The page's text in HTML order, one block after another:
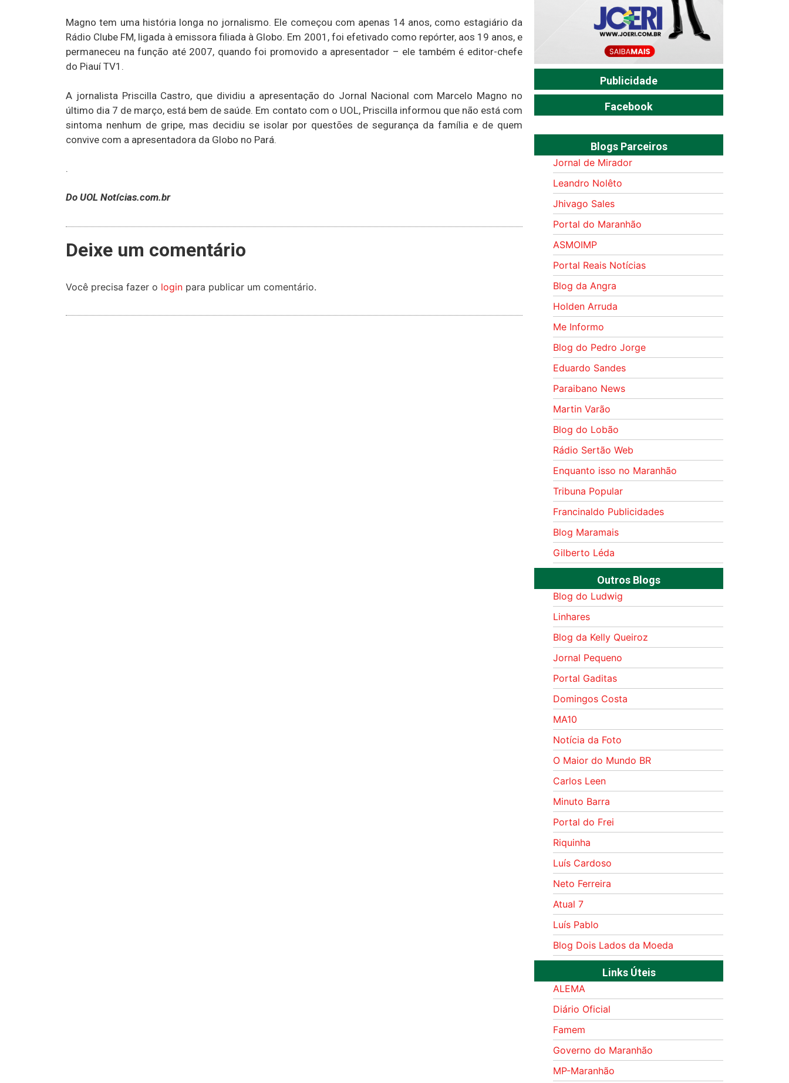
Magno tem uma história longa no jornalismo. Ele começou com apenas 14 anos, como estagiário da
Rádio Clube FM, ligada à emissora filiada à Globo. Em 2001, foi efetivado como repórter, aos 19 anos, e
permaneceu na função até 2007, quando foi promovido a apresentador – ele também é editor-chefe
do Piauí TV1.
A jornalista Priscilla Castro, que dividiu a apresentação do Jornal Nacional com Marcelo Magno no
último dia 7 de março, está bem de saúde. Em contato com o UOL, Priscilla informou que não está com
sintoma nenhum de gripe, mas decidiu se isolar por questões de segurança da família e de quem
convive com a apresentadora da Globo no Pará.
.
Do UOL Notícias.com.br
Deixe um comentário
Você precisa fazer o login para publicar um comentário.
Publicidade
Facebook
Blogs Parceiros
Jornal de Mirador
Leandro Nolêto
Jhivago Sales
Portal do Maranhão
ASMOIMP
Portal Reais Notí­cias
Blog da Angra
Holden Arruda
Me Informo
Blog do Pedro Jorge
Eduardo Sandes
Paraibano News
Martin Varão
Blog do Lobão
Rádio Sertão Web
Enquanto isso no Maranhão
Tribuna Popular
Francinaldo Publicidades
Blog Maramais
Gilberto Léda
Outros Blogs
Blog do Ludwig
Linhares
Blog da Kelly Queiroz
Jornal Pequeno
Portal Gaditas
Domingos Costa
MA10
Notícia da Foto
O Maior do Mundo BR
Carlos Leen
Minuto Barra
Portal do Frei
Riquinha
Luís Cardoso
Neto Ferreira
Atual 7
Luís Pablo
Blog Dois Lados da Moeda
Links Úteis
ALEMA
Diário Oficial
Famem
Governo do Maranhão
MP-Maranhão